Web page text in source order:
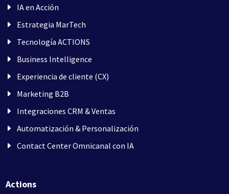
IA en Acción
Estrategia MarTech
Tecnología ACTIONS
Business Intelligence
Experiencia de cliente (CX)
Marketing B2B
Integraciones CRM & Ventas
Automatización & Personalización
Contact Center Omnicanal con IA
Actions